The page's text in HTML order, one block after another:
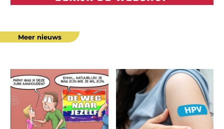
Meer nieuws
“Deze
misdaad
stoppen”
Ernstige
bijwerkingen
HPV-
vaccinatie
buiten
beeld